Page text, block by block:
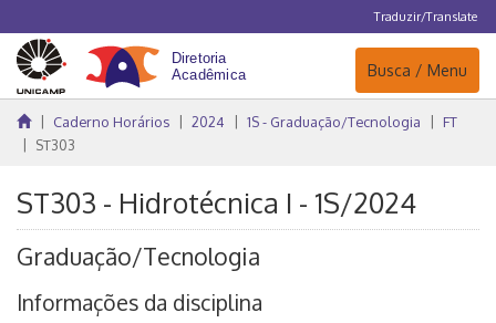
Traduzir/Translate
Navegação
Busca / Menu
Caderno Horários 2024 1S - Graduação/Tecnologia
FT
ST303
ST303 - Hidrotécnica I - 1S/2024
Graduação/Tecnologia
Informações da disciplina